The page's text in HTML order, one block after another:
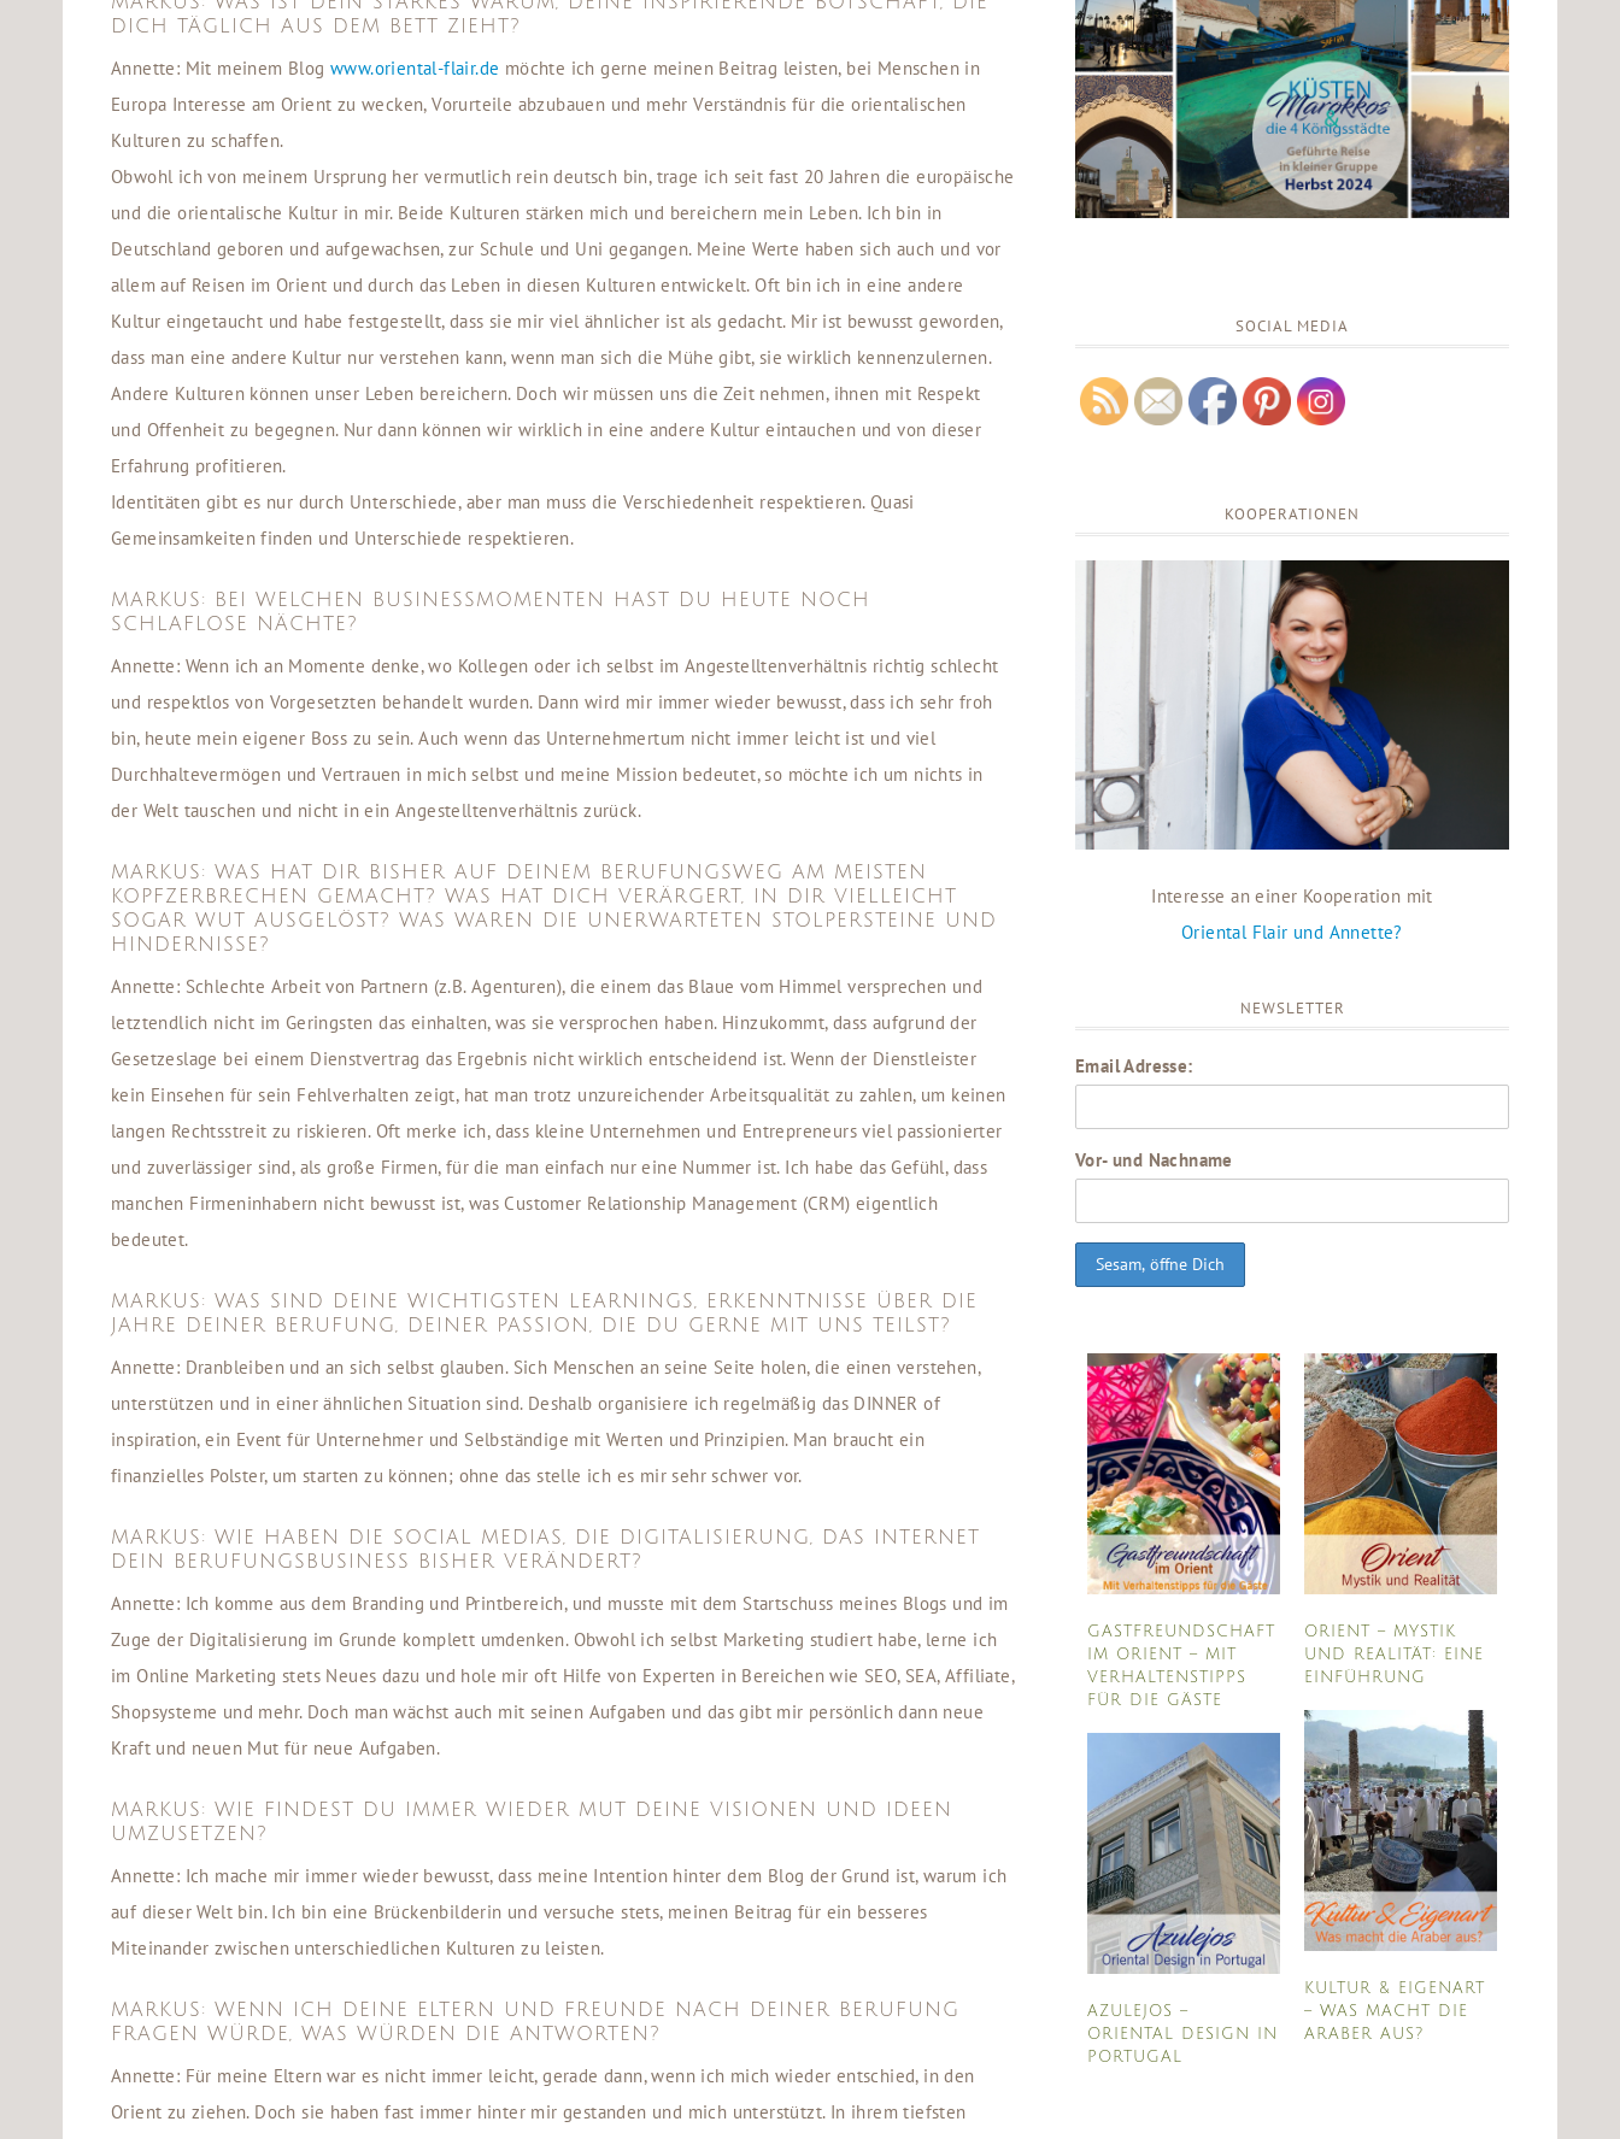
DICH TÄGLICH AUS DEM BETT ZIEHT?
Annette: Mit meinem Blog www.oriental-flair.de möchte ich gerne meinen Beitrag leisten, bei Menschen in
Europa Interesse am Orient zu wecken, Vorurteile abzubauen und mehr Verständnis für die orientalischen
Kulturen zu schaffen.
Obwohl ich von meinem Ursprung her vermutlich rein deutsch bin, trage ich seit fast 20 Jahren die europäische
und die orientalische Kultur in mir. Beide Kulturen stärken mich und bereichern mein Leben. Ich bin in
Deutschland geboren und aufgewachsen, zur Schule und Uni gegangen. Meine Werte haben sich auch und vor
allem auf Reisen im Orient und durch das Leben in diesen Kulturen entwickelt. Oft bin ich in eine andere
Kultur eingetaucht und habe festgestellt, dass sie mir viel ähnlicher ist als gedacht. Mir ist bewusst geworden,
dass man eine andere Kultur nur verstehen kann, wenn man sich die Mühe gibt, sie wirklich kennenzulernen.
Andere Kulturen können unser Leben bereichern. Doch wir müssen uns die Zeit nehmen, ihnen mit Respekt
und Offenheit zu begegnen. Nur dann können wir wirklich in eine andere Kultur eintauchen und von dieser
Erfahrung profitieren.
Identitäten gibt es nur durch Unterschiede, aber man muss die Verschiedenheit respektieren. Quasi
Gemeinsamkeiten finden und Unterschiede respektieren.
MARKUS: BEI WELCHEN BUSINESSMOMENTEN HAST DU HEUTE NOCH
SCHLAFLOSE NÄCHTE?
Annette: Wenn ich an Momente denke, wo Kollegen oder ich selbst im Angestelltenverhältnis richtig schlecht
und respektlos von Vorgesetzten behandelt wurden. Dann wird mir immer wieder bewusst, dass ich sehr froh
bin, heute mein eigener Boss zu sein. Auch wenn das Unternehmertum nicht immer leicht ist und viel
Durchhaltevermögen und Vertrauen in mich selbst und meine Mission bedeutet, so möchte ich um nichts in
der Welt tauschen und nicht in ein Angestelltenverhältnis zurück.
MARKUS: WAS HAT DIR BISHER AUF DEINEM BERUFUNGSWEG AM MEISTEN
KOPFZERBRECHEN GEMACHT? WAS HAT DICH VERÄRGERT, IN DIR VIELLEICHT
SOGAR WUT AUSGELÖST? WAS WAREN DIE UNERWARTETEN STOLPERSTEINE UND
HINDERNISSE?
Annette: Schlechte Arbeit von Partnern (z.B. Agenturen), die einem das Blaue vom Himmel versprechen und
letztendlich nicht im Geringsten das einhalten, was sie versprochen haben. Hinzukommt, dass aufgrund der
Gesetzeslage bei einem Dienstvertrag das Ergebnis nicht wirklich entscheidend ist. Wenn der Dienstleister
kein Einsehen für sein Fehlverhalten zeigt, hat man trotz unzureichender Arbeitsqualität zu zahlen, um keinen
langen Rechtsstreit zu riskieren. Oft merke ich, dass kleine Unternehmen und Entrepreneurs viel passionierter
und zuverlässiger sind, als große Firmen, für die man einfach nur eine Nummer ist. Ich habe das Gefühl, dass
manchen Firmeninhabern nicht bewusst ist, was Customer Relationship Management (CRM) eigentlich
bedeutet.
MARKUS: WAS SIND DEINE WICHTIGSTEN LEARNINGS, ERKENNTNISSE ÜBER DIE
JAHRE DEINER BERUFUNG, DEINER PASSION, DIE DU GERNE MIT UNS TEILST?
Annette: Dranbleiben und an sich selbst glauben. Sich Menschen an seine Seite holen, die einen verstehen,
unterstützen und in einer ähnlichen Situation sind. Deshalb organisiere ich regelmäßig das DINNER of
inspiration, ein Event für Unternehmer und Selbständige mit Werten und Prinzipien. Man braucht ein
finanzielles Polster, um starten zu können; ohne das stelle ich es mir sehr schwer vor.
MARKUS: WIE HABEN DIE SOCIAL MEDIAS, DIE DIGITALISIERUNG, DAS INTERNET
DEIN BERUFUNGSBUSINESS BISHER VERÄNDERT?
Annette: Ich komme aus dem Branding und Printbereich, und musste mit dem Startschuss meines Blogs und im
Zuge der Digitalisierung im Grunde komplett umdenken. Obwohl ich selbst Marketing studiert habe, lerne ich
im Online Marketing stets Neues dazu und hole mir oft Hilfe von Experten in Bereichen wie SEO, SEA, Affiliate,
Shopsysteme und mehr. Doch man wächst auch mit seinen Aufgaben und das gibt mir persönlich dann neue
Kraft und neuen Mut für neue Aufgaben.
MARKUS: WIE FINDEST DU IMMER WIEDER MUT DEINE VISIONEN UND IDEEN
UMZUSETZEN?
Annette: Ich mache mir immer wieder bewusst, dass meine Intention hinter dem Blog der Grund ist, warum ich
auf dieser Welt bin. Ich bin eine Brückenbilderin und versuche stets, meinen Beitrag für ein besseres
Miteinander zwischen unterschiedlichen Kulturen zu leisten.
MARKUS: WENN ICH DEINE ELTERN UND FREUNDE NACH DEINER BERUFUNG
FRAGEN WÜRDE, WAS WÜRDEN DIE ANTWORTEN?
Annette: Für meine Eltern war es nicht immer leicht, gerade dann, wenn ich mich wieder entschied, in den
Orient zu ziehen. Doch sie haben fast immer hinter mir gestanden und mich unterstützt. In ihrem tiefsten
SOCIAL MEDIA
KOOPERATIONEN
Interesse an einer Kooperation mit
Oriental Flair und Annette?
NEWSLETTER
Email Adresse:
Vor- und Nachname
GASTFREUNDSCHAFT
IM ORIENT – MIT
VERHALTENSTIPPS
FÜR DIE GÄSTE
AZULEJOS –
ORIENTAL DESIGN IN
PORTUGAL
ORIENT – MYSTIK
UND REALITÄT: EINE
EINFÜHRUNG
KULTUR & EIGENART
– WAS MACHT DIE
ARABER AUS?